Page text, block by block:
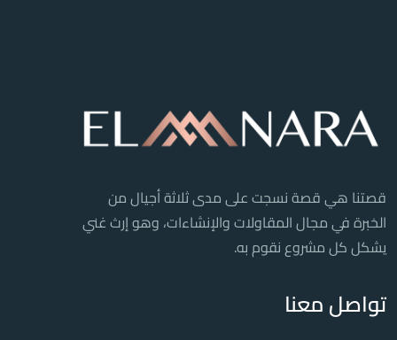
قصتنا هي قصة نسجت على مدى ثلاثة أجيال من
الخبرة في مجال المقاولات والإنشاءات، وهو إرث غني
يشكل كل مشروع نقوم به.
تواصل معنا